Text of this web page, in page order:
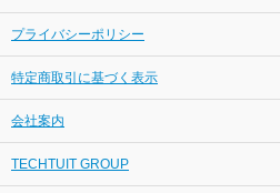
プライバシーポリシー
特定商取引に基づく表示
会社案内
TECHTUIT GROUP